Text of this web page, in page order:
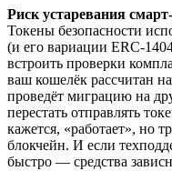
Риск устаревания
Токены безопасности
(и его вариации ERC-
встроить проверки
ваш кошелёк рассчитан
проведёт миграцию на
перестать отправлять
кажется, «работает», но
блокчейн. И если
быстро — средства